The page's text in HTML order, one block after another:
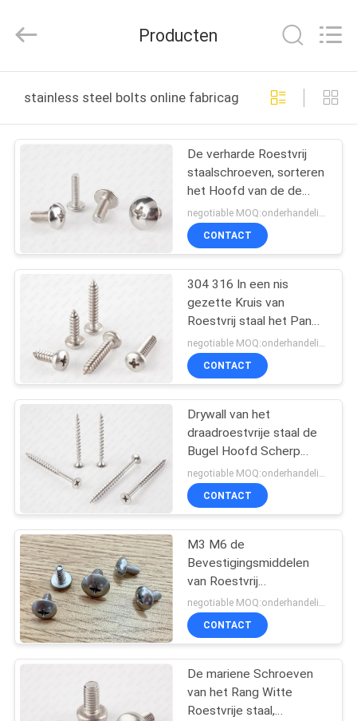
PRODUCTEN
ONGEVEER
ONS
FABRIEKSREIS
KWALITEITSCONTROLE
CONTACTEER
ONS
NIEUWS
VERZOEK
OM EEN
CITAAT
SITEMAP
PRIVACY
Co,LTD.
Producten
stainless steel bolts online fabricage
De verharde Roestvrij
staalschroeven, sorteren
het Hoofd van de de
Aandrijvingsbundel van
Phillips van 8 Roestvrij
staalbouten
negotiable MOQ:onderhandelingen
CONTACT
304 316 In een nis
gezette Kruis van
Roestvrij staal het Pan
Hoofdbouten DIN 7981
CONTACT
Drywall van het
draadroestvrije staal de
Bugel Hoofd Scherp
Punt van
Schroevenphillips
CONTACT
M3 M6 de
Bevestigingsmiddelen
van Roestvrij
staalschroeven, Bouten
van de de Bundel Hoofd
Metrische Flens van
negotiable MOQ:onderhandelingen
CONTACT
De mariene Schroeven
van het Rang Witte
Roestvrije staal,